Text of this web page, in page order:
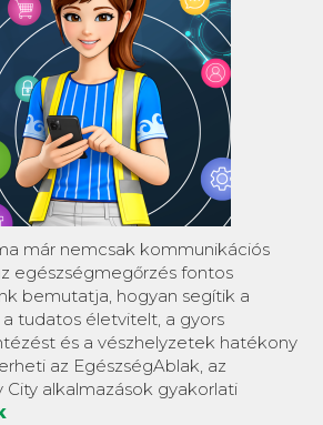
már nemcsak kommunikációs
egészségmegőrzés fontos
bemutatja, hogyan segítik a
tudatos életvitelt, a gyors
és a vészhelyzetek hatékony
az EgészségAblak, az
City alkalmazások gyakorlati